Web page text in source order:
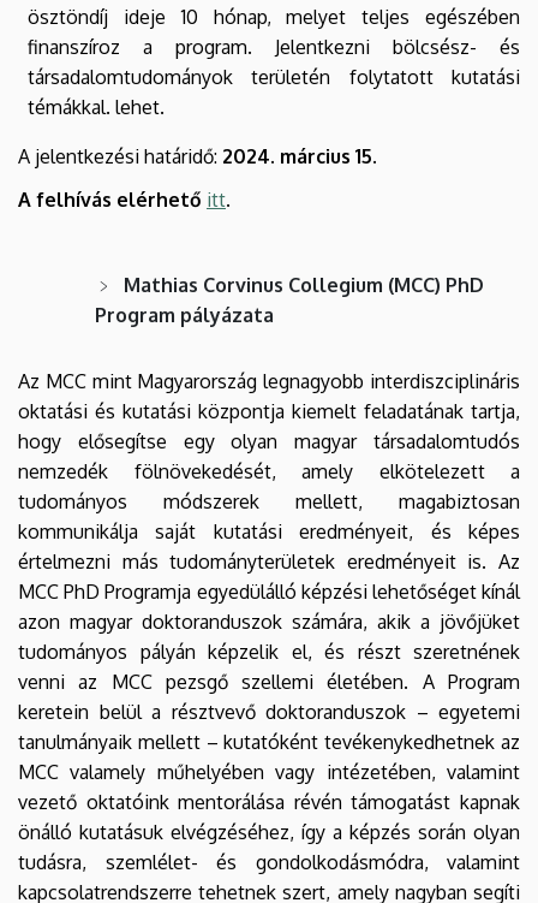
ösztöndíj ideje 10 hónap, melyet teljes egészében
finanszíroz a program. Jelentkezni bölcsész- és
társadalomtudományok területén folytatott kutatási
témákkal. lehet.
A jelentkezési határidő: 2024. március 15.
A felhívás elérhető itt.
Mathias Corvinus Collegium (MCC) PhD
Program pályázata
Az MCC mint Magyarország legnagyobb interdiszciplináris
oktatási és kutatási központja kiemelt feladatának tartja,
hogy elősegítse egy olyan magyar társadalomtudós
nemzedék fölnövekedését, amely elkötelezett a
tudományos módszerek mellett, magabiztosan
kommunikálja saját kutatási eredményeit, és képes
értelmezni más tudományterületek eredményeit is. Az
MCC PhD Programja egyedülálló képzési lehetőséget kínál
azon magyar doktoranduszok számára, akik a jövőjüket
tudományos pályán képzelik el, és részt szeretnének
venni az MCC pezsgő szellemi életében. A Program
keretein belül a résztvevő doktoranduszok – egyetemi
tanulmányaik mellett – kutatóként tevékenykedhetnek az
MCC valamely műhelyében vagy intézetében, valamint
vezető oktatóink mentorálása révén támogatást kapnak
önálló kutatásuk elvégzéséhez, így a képzés során olyan
tudásra, szemlélet- és gondolkodásmódra, valamint
kapcsolatrendszerre tehetnek szert, amely nagyban segíti